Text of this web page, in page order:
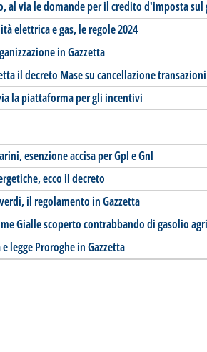
al via le domande per il credito d'imposta sul
elettrica e gas, le regole 2024
in Gazzetta
il decreto Mase su cancellazione
la piattaforma per gli incentivi
esenzione accisa per Gpl e Gnl
ecco il decreto
il regolamento in Gazzetta
Gialle scoperto contrabbando di gasolio
e legge Proroghe in Gazzetta